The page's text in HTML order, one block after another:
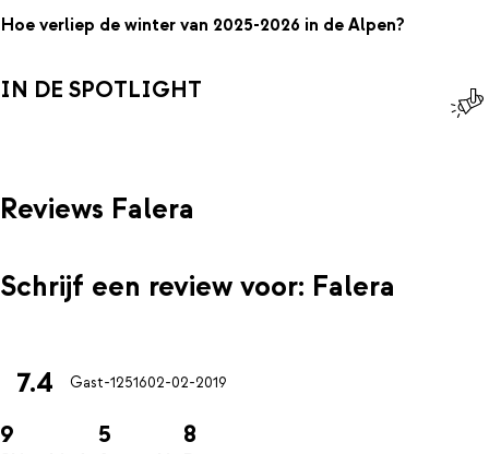
Hoe verliep de winter van 2025-2026 in de Alpen?
IN DE SPOTLIGHT
Reviews Falera
Schrijf een review voor: Falera
7.4 Gast-1251602-02-2019
9 5 8